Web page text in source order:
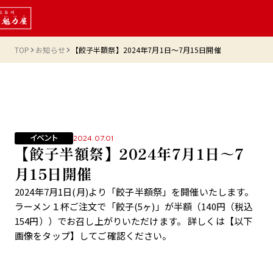
TOP お知らせ 【餃子半額祭】2024年7月1日～7月15日開催
イベント 2024.07.01
【餃子半額祭】2024年7月1日～7
月15日開催
2024年7月1日(月)より「餃子半額祭」を開催いたします。
ラーメン１杯ご注文で「餃子(5ヶ)」が半額（140円（税込
154円））でお召し上がりいただけます。 詳しくは【以下
画像をタップ】してご確認ください。